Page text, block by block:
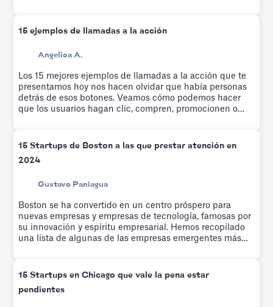
15 ejemplos de llamadas a la acción
Angelica A.
Los 15 mejores ejemplos de llamadas a la acción que te
presentamos hoy nos hacen olvidar que había personas
detrás de esos botones. Veamos cómo podemos hacer
que los usuarios hagan clic, compren, promocionen o
15 Startups de Boston a las que prestar atención en
2024
Gustavo Paniagua
Boston se ha convertido en un centro próspero para
nuevas empresas y empresas de tecnología, famosas por
su innovación y espíritu empresarial. Hemos recopilado
una lista de algunas de las empresas emergentes más
15 Startups en Chicago que vale la pena estar
pendientes